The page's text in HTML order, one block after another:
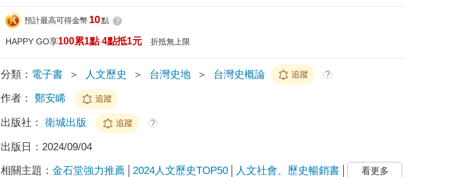
預計最高可得金幣 10點 ?
HAPPY GO享100累1點 4點抵1元 折抵無上限
分類： 電子書 ＞ 人文歷史 ＞ 台灣史地 ＞ 台灣史概論 追蹤 ?
作者： 鄭安睎 追蹤
出版社： 衛城出版 追蹤 ?
出版日： 2024/09/04
相關主題：金石堂強力推薦 2024人文歷史TOP50 人文社會、歷史暢銷書 看更多